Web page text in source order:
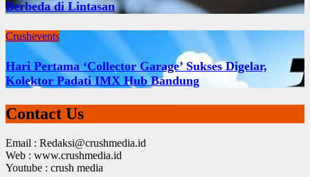
Berbeda di Lintasan
Crushevents
Hari Pertama ‘Collector Garage’ Sukses Digelar,
Kolektor Padati IMX Hub Bandung
Contact Us
Email : Redaksi@crushmedia.id
Web : www.crushmedia.id
Youtube : crush media